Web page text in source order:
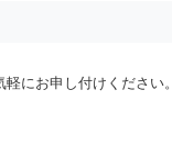
にお申し付けください。